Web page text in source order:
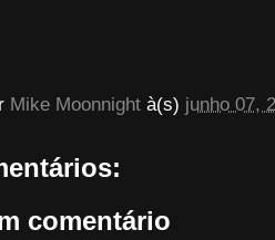
Mike Moonnight à(s) junho 07,
comentário